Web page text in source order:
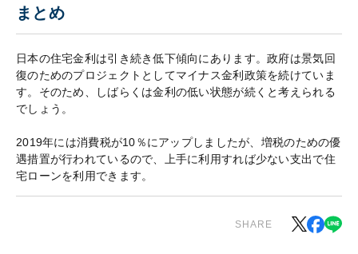
まとめ
日本の住宅金利は引き続き低下傾向にあります。政府は景気回
復のためのプロジェクトとしてマイナス金利政策を続けていま
す。そのため、しばらくは金利の低い状態が続くと考えられる
でしょう。
2019年には消費税が10％にアップしましたが、増税のための優
遇措置が行われているので、上手に利用すれば少ない支出で住
宅ローンを利用できます。
SHARE